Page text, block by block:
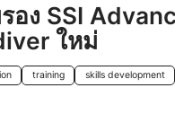
อง SSI
ใหม่
training
skills development